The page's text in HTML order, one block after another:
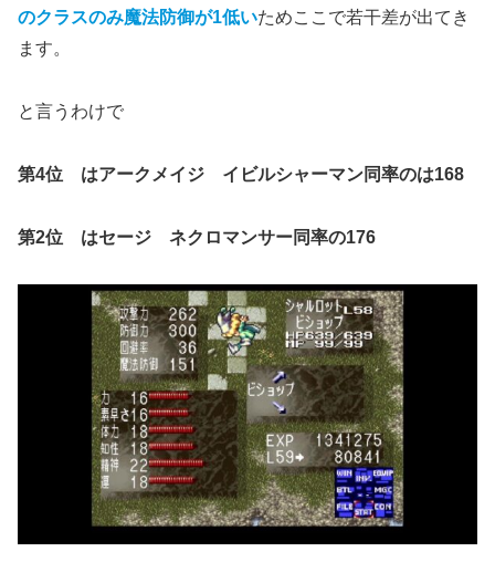
のクラスのみ魔法防御が1低いためここで若干差が出てき
ます。
と言うわけで
第4位 はアークメイジ イビルシャーマン同率のは168
第2位 はセージ ネクロマンサー同率の176